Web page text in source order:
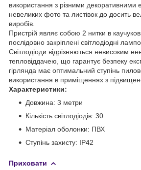
використання з різними декоративними
невеликих фото та листівок до досить
виробів.
Пристрій являє собою 2 нитки в
послідовно закріплені світлодіодні
Світлодіоди відрізняються невисоким
тепловіддачею, що гарантує безпеку
гірлянда має оптимальний ступінь
використання в приміщеннях з
Характеристики:
Довжина: 3 метри
Кількість світлодіодів: 30
Матеріал оболонки: ПВХ
Ступінь захисту: IP42
Приховати